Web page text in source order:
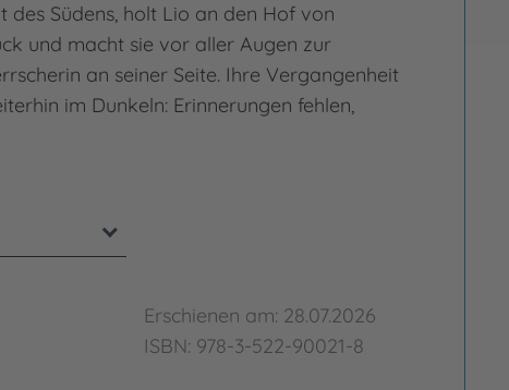
des Südens, holt Lio an den Hof von
und macht sie vor aller Augen zur
an seiner Seite. Ihre Vergangenheit
im Dunkeln: Erinnerungen fehlen,
Erschienen am: 28.07.2026
ISBN: 978-3-522-90021-8